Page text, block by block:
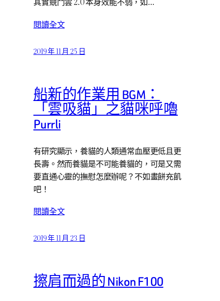
閱讀全文
2019 年 11 月 25 日
船新的作業用 BGM：
「雲吸貓」之貓咪呼嚕
Purrli
有研究顯示，養貓的人類通常血壓更低且更
長壽。然而養貓是不可能養貓的，可是又需
要直通心靈的撫慰怎麼辦呢？不如畫餅充飢
吧！
閱讀全文
2019 年 11 月 23 日
擦肩而過的 Nikon F100